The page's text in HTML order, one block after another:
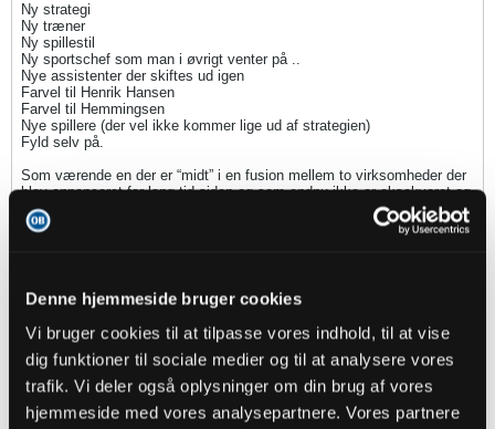
Denne hjemmeside bruger cookies
Vi bruger cookies til at tilpasse vores indhold, til at vise
dig funktioner til sociale medier og til at analysere vores
trafik. Vi deler også oplysninger om din brug af vores
hjemmeside med vores analysepartnere. Vores partnere
Ny strategi
Ny træner
Ny spillestil
Ny sportschef som man i øvrigt venter på ..
Nye assistenter der skiftes ud igen
Farvel til Henrik Hansen
Farvel til Hemmingsen
Nye spillere (der vel ikke kommer lige ud af strategien)
Fyld selv på.
Som værende en der er “midt” i en fusion mellem to virksomheder der
blev annonceret for lang tid siden og som endnu ikke er eksekveret og
løbende ændres så forstår jeg godt at spillerene ikke har kunnet levere
fuldt ud på banen når så meget udenfor banen har været noget rod …
en retning som der holdes fast i, at spillerne kan præstere bedre som
hold når det er spillet sammen og det kræver kontinuitet og ikke for
mange nye konstallationer.
Kan man dertil få to - tre forstærkninger i forhold til JJT, Kadrii og
måske Larsen her til sommer tror jeg at der er en stamme at bygge på
med forlængelser til Tverskov og måske Aron.
Jeg tror på spillestilen og på at der vil være mere ro på, på de interne
linjer og holdet har reelt scoret mål nok til top6 men der er gået for
mange mål ind og for mange af dem på personlige fejl. Fejl grundet